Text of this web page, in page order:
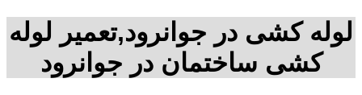
لوله کشی در جوانرود,تعمیر لوله
کشی ساختمان در جوانرود